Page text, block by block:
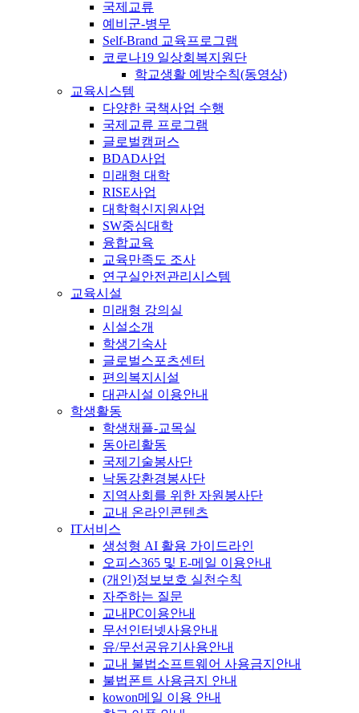
국제교류
예비군-병무
Self-Brand 교육프로그램
코로나19 일상회복지원단
학교생활 예방수칙(동영상)
교육시스템
다양한 국책사업 수행
국제교류 프로그램
글로벌캠퍼스
BDAD사업
미래형 대학
RISE사업
대학혁신지원사업
SW중심대학
융합교육
교육만족도 조사
연구실안전관리시스템
교육시설
미래형 강의실
시설소개
학생기숙사
글로벌스포츠센터
편의복지시설
대관시설 이용안내
학생활동
학생채플-교목실
동아리활동
국제기술봉사단
낙동강환경봉사단
지역사회를 위한 자원봉사단
교내 온라인콘텐츠
IT서비스
생성형 AI 활용 가이드라인
오피스365 및 E-메일 이용안내
(개인)정보보호 실천수칙
자주하는 질문
교내PC이용안내
무선인터넷사용안내
유/무선공유기사용안내
교내 불법소프트웨어 사용금지안내
불법폰트 사용금지 안내
kowon메일 이용 안내